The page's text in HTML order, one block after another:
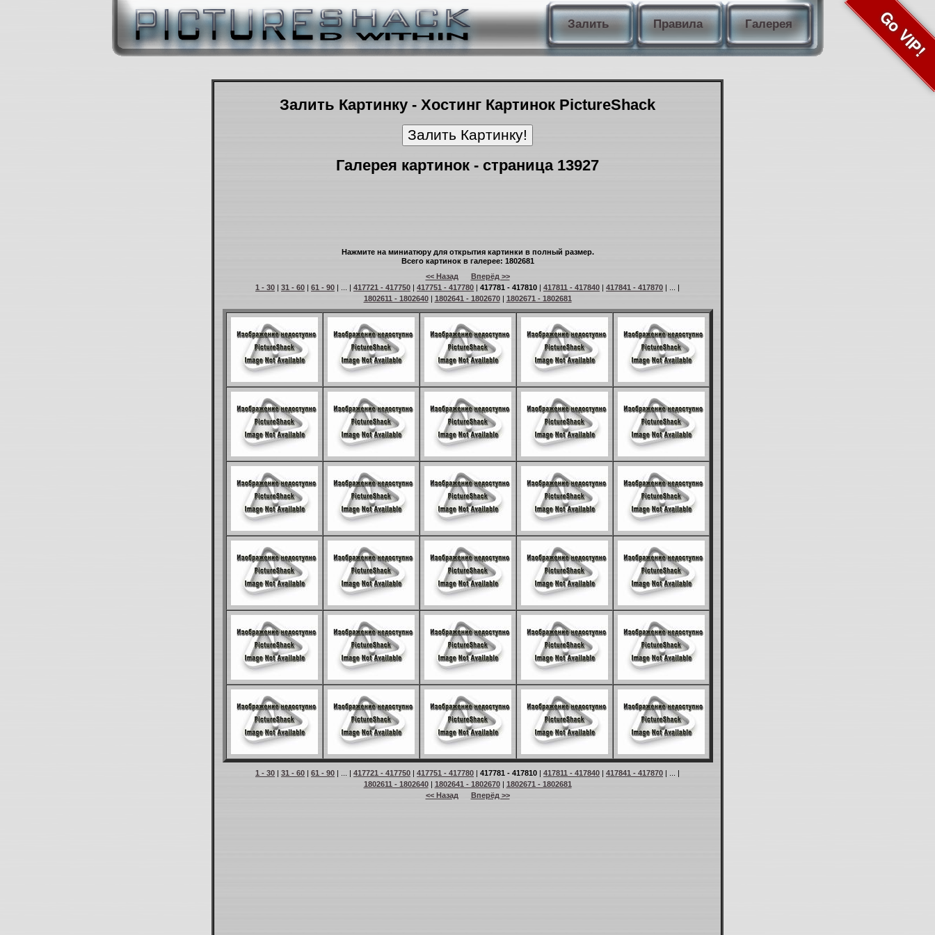
Залить Правила Галерея Go VIP!
Залить Картинку - Хостинг Картинок PictureShack
Галерея картинок - страница 13927
Нажмите на миниатюру для открытия картинки в полный размер.
Всего картинок в галерее: 1802681
<< Назад
Вперёд >>
1 - 30 | 31 - 60 | 61 - 90 | ... | 417721 - 417750 | 417751 - 417780 | 417781 - 417810 | 417811 - 417840 | 417841 - 417870 | ... |
1802611 - 1802640| 1802641 - 1802670| 1802671 - 1802681
1 - 30 | 31 - 60 | 61 - 90 | ... | 417721 - 417750 | 417751 - 417780 | 417781 - 417810 | 417811 - 417840 | 417841 - 417870 | ... |
1802611 - 1802640| 1802641 - 1802670| 1802671 - 1802681
<< Назад
Вперёд >>